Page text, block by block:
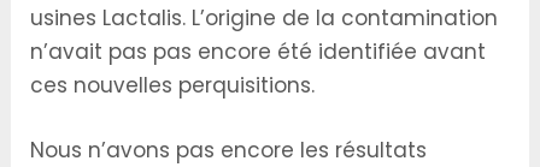
usines Lactalis. L’origine de la contamination
n’avait pas pas encore été identifiée avant
ces nouvelles perquisitions.
Nous n’avons pas encore les résultats